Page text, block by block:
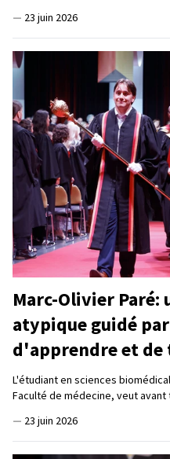
— 23 juin 2026
Marc-Olivier Paré:
atypique guidé
d'apprendre et
L'étudiant en sciences
Faculté de médecine, veut
— 23 juin 2026